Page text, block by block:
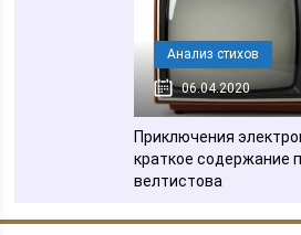
Анализ стихов
06.04.2020
Приключения
краткое содержание
велтистова